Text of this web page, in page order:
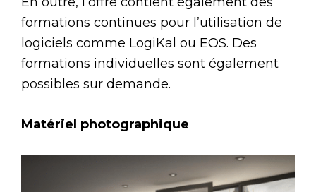
formations continues pour l’utilisation de
logiciels comme LogiKal ou EOS. Des
formations individuelles sont également
possibles sur demande.
Matériel photographique